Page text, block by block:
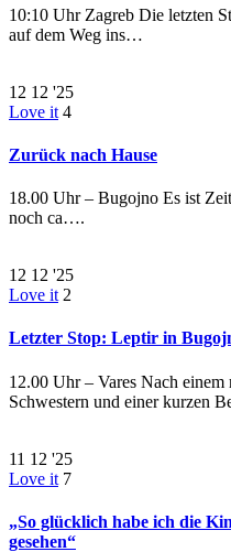
10:10 Uhr Zagreb Die letzten
auf dem Weg ins…
12 12 '25
Love it 4
Zurück nach Hause
18.00 Uhr – Bugojno Es ist
noch ca….
12 12 '25
Love it 2
Letzter Stop: Leptir in
12.00 Uhr – Vares Nach
Schwestern und einer kurzen
11 12 '25
Love it 7
„So glücklich habe ich die
gesehen“